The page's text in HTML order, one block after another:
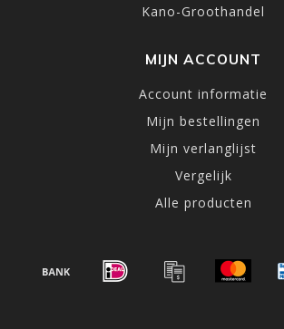
Kano-Groothandel
MIJN ACCOUNT
Account informatie
Mijn bestellingen
Mijn verlanglijst
Vergelijk
Alle producten